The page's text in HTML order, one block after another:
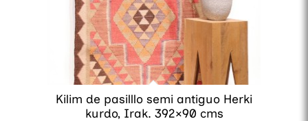
Kilim de pasilllo semi antiguo Herki
kurdo, Irak. 392×90 cms